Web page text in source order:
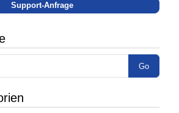
Support-Anfrage
Go